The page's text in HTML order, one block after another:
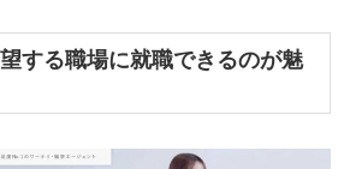
する職場に就職できるのが魅